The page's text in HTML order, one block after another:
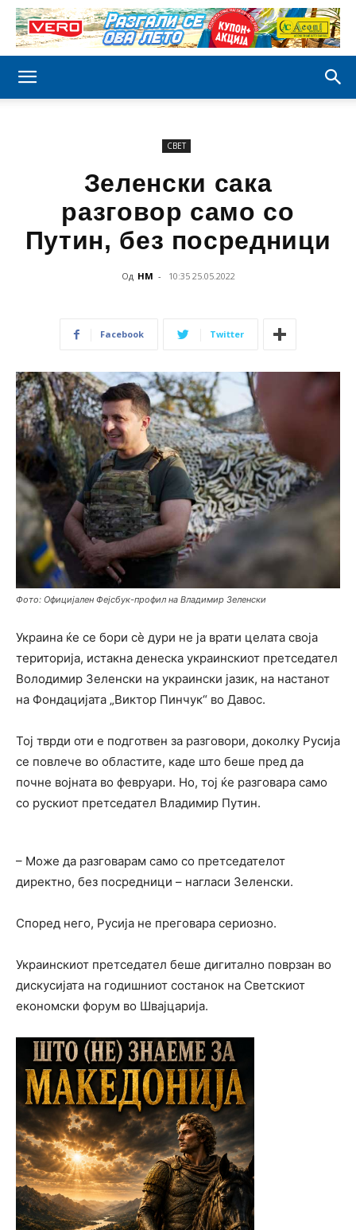
СВЕТ
Зеленски сака
разговор само со
Путин, без посредници
Од НМ - 10:35 25.05.2022
Facebook Twitter
Фото: Официјален Фејсбук-профил на Влaдимир Зеленски
Украина ќе се бори сè дури не ја врати целата своја
територија, истакна денеска украинскиот претседател
Володимир Зеленски на украински јазик, на настанот
на Фондацијата „Виктор Пинчук“ во Давос.
Тој тврди оти е подготвен за разговори, доколку Русија
се повлече во областите, каде што беше пред да
почне војната во февруари. Но, тој ќе разговара само
со рускиот претседател Владимир Путин.
– Може да разговарам само со претседателот
директно, без посредници – нагласи Зеленски.
Според него, Русија не преговара сериозно.
Украинскиот претседател беше дигитално поврзан во
дискусијата на годишниот состанок на Светскиот
економски форум во Швајцарија.